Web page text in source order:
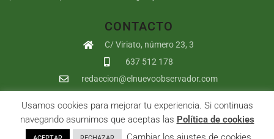
CONTACTO
C/ Viriato, número 23, 3
637 512 178
redaccion@elnuevoobservador.com
Copyright ©2026 El Nuevo Observador | Sumurdigital Diseño web
yDesarrollo| All Rights Reserved |
Usamos cookies para mejorar tu experiencia. Si continuas
navegando asumimos que aceptas las Política de cookies